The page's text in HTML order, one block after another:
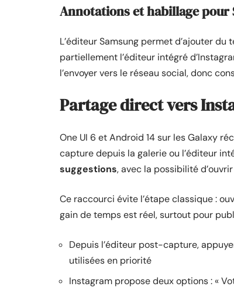
Annotations et habillage pour
L’éditeur Samsung permet d’ajouter
partiellement l’éditeur intégré
l’envoyer vers le réseau social, donc
Partage direct vers
One UI 6 et Android 14 sur les Galaxy
capture depuis la galerie ou l’éditeur
suggestions, avec la possibilité
Ce raccourci évite l’étape classique :
gain de temps est réel, surtout pour
Depuis l’éditeur post-capture,
utilisées en priorité
Instagram propose deux options : «